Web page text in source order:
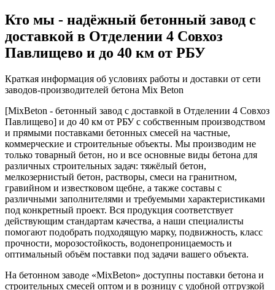
Кто мы - надёжный бетонный завод с
доставкой в Отделении 4 Совхоз
Павлищево и до 40 км от РБУ
Краткая информация об условиях работы и доставки от сети
заводов-производителей бетона Mix Beton
[MixBeton - бетонный завод с доставкой в Отделении 4 Совхоз
Павлищево] и до 40 км от РБУ с собственным производством
и прямыми поставками бетонных смесей на частные,
коммерческие и строительные объекты. Мы производим не
только товарный бетон, но и все основные виды бетона для
различных строительных задач: тяжёлый бетон,
мелкозернистый бетон, растворы, смеси на гранитном,
гравийном и известковом щебне, а также составы с
различными заполнителями и требуемыми характеристиками
под конкретный проект. Вся продукция соответствует
действующим стандартам качества, а наши специалисты
помогают подобрать подходящую марку, подвижность, класс
прочности, морозостойкость, водонепроницаемость и
оптимальный объём поставки под задачи вашего объекта.
На бетонном заводе «MixBeton» доступны поставки бетона и
строительных смесей оптом и в розницу с удобной отгрузкой